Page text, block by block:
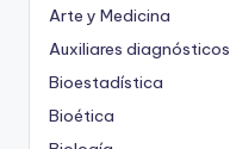
Arte y Medicina
Auxiliares diagnósticos
Bioestadística
Bioética